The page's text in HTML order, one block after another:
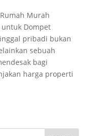
Murah
untuk Dompet
pribadi bukan
sebuah
bagi
harga properti